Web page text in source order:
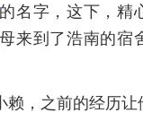
的名字，这下，精
来到了浩南的宿
赖，之前的经历让